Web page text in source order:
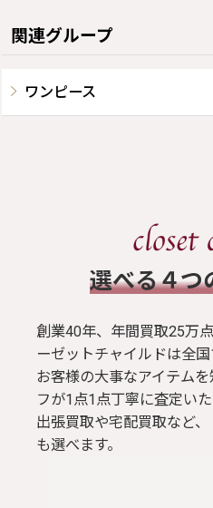
関連グループ
ワンピース
選べる４つ
創業40年、年間買取25万
ーゼットチャイルドは全国
お客様の大事なアイテム
フが1点1点丁寧に査定いた
出張買取や宅配買取など
も選べます。